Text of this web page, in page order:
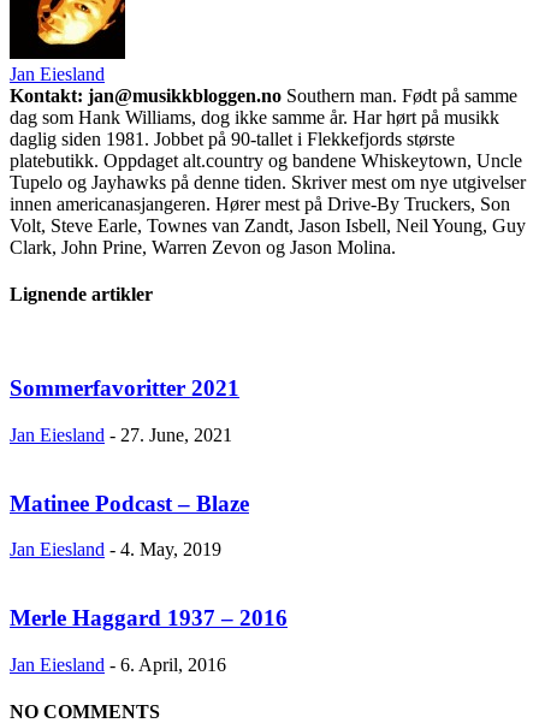
Jan Eiesland
Kontakt: jan@musikkbloggen.no Southern man. Født på samme
dag som Hank Williams, dog ikke samme år. Har hørt på musikk
daglig siden 1981. Jobbet på 90-tallet i Flekkefjords største
platebutikk. Oppdaget alt.country og bandene Whiskeytown, Uncle
Tupelo og Jayhawks på denne tiden. Skriver mest om nye utgivelser
innen americanasjangeren. Hører mest på Drive-By Truckers, Son
Volt, Steve Earle, Townes van Zandt, Jason Isbell, Neil Young, Guy
Clark, John Prine, Warren Zevon og Jason Molina.
Lignende artikler
Sommerfavoritter 2021
Jan Eiesland - 27. June, 2021
Matinee Podcast – Blaze
Jan Eiesland - 4. May, 2019
Merle Haggard 1937 – 2016
Jan Eiesland - 6. April, 2016
NO COMMENTS